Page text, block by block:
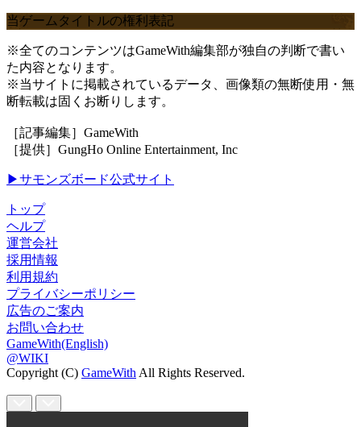
当ゲームタイトルの権利表記
※全てのコンテンツはGameWith編集部が独自の判断で書い
た内容となります。
※当サイトに掲載されているデータ、画像類の無断使用・無
断転載は固くお断りします。
［記事編集］GameWith
［提供］GungHo Online Entertainment, Inc
▶サモンズボード公式サイト
トップ
ヘルプ
運営会社
採用情報
利用規約
プライバシーポリシー
広告のご案内
お問い合わせ
GameWith(English)
@WIKI
Copyright (C) GameWith All Rights Reserved.